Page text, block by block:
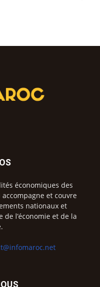
économiques des
et couvre
nationaux et
l’économie et de la